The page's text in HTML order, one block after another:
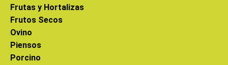
Frutas y Hortalizas
Frutos Secos
Ovino
Piensos
Porcino